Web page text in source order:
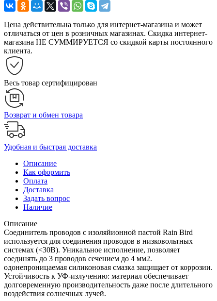
Цена действительна только для интернет-магазина и может
отличаться от цен в розничных магазинах. Скидка интернет-
магазина НЕ СУММИРУЕТСЯ со скидкой карты постоянного
клиента.
Весь товар сертифицирован
Возврат и обмен товара
Удобная и быстрая доставка
Описание
Как оформить
Оплата
Доставка
Задать вопрос
Наличие
Описание
Соединитель проводов с изоляйионной пастой Rain Bird
используется для соединения проводов в низковольтных
системах (<30В). Уникальное исполнение, позволяет
соединять до 3 проводов сечением до 4 мм2.
одонепроницаемая силиконовая смазка защищает от коррозии.
Устойчивость к УФ-излучению: материал обеспечивает
долговременную производительность даже после длительного
воздействия солнечных лучей.